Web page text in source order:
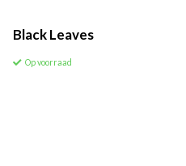
Black Leaves
Op voorraad